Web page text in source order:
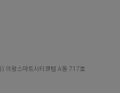
의왕스마트시티퀀텀 A동 717호